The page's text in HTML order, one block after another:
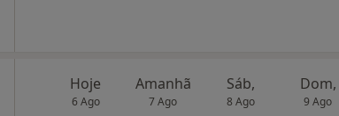
Hoje
6 Ago
Amanhã
7 Ago
Sáb,
8 Ago
Dom,
9 Ago